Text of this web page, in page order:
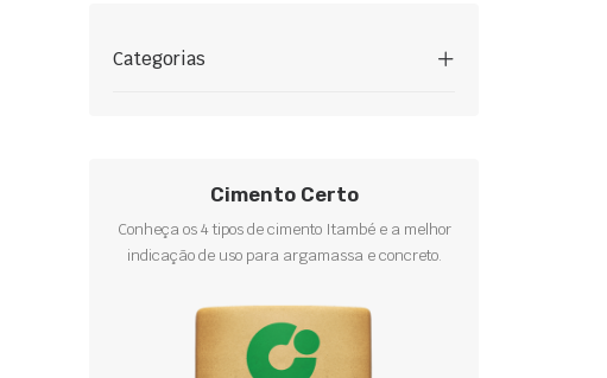
Categorias
Cimento Certo
Conheça os 4 tipos de cimento Itambé e a melhor
indicação de uso para argamassa e concreto.